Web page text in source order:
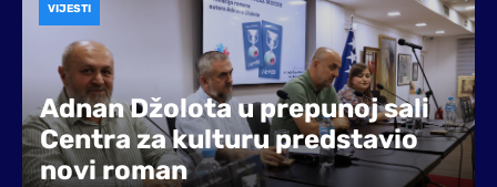
Adnan Džolota u prepunoj sali
Centra za kulturu predstavio
novi roman
VIJESTI